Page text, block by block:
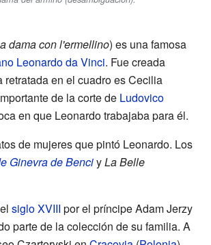
dama con l'ermellino) es una famosa
Leonardo da Vinci. Fue creada
en el cuadro es Cecilia
de la corte de Ludovico
en que Leonardo trabajaba para él.
de mujeres que pintó Leonardo. Los
Ginevra de BenciyLa Belle
siglo XVIII por el príncipe Adam Jerzy
parte de la colección de su familia. A